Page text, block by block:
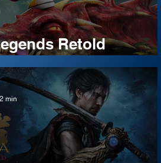
Retold
data d'uscita
min